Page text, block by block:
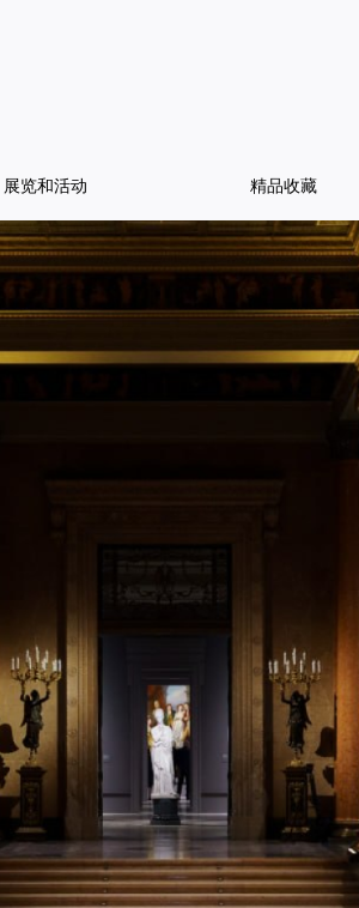
展览和活动 精品收藏